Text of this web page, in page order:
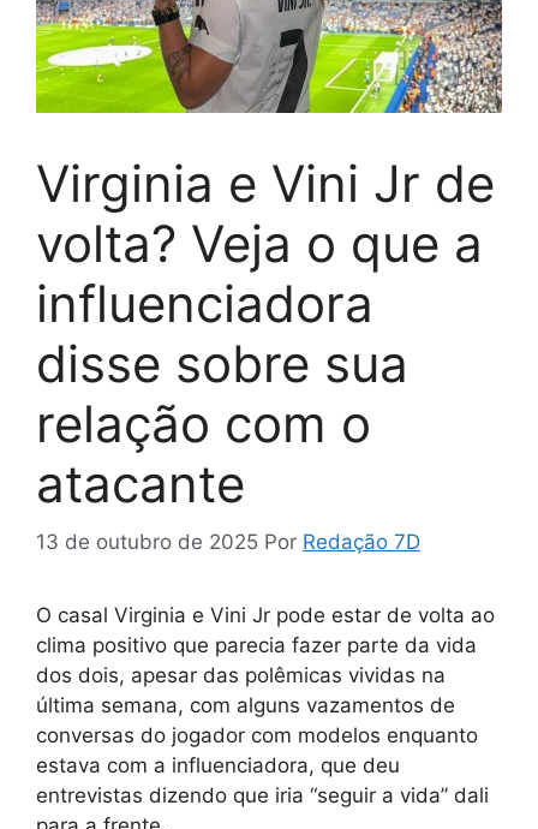
Virginia e Vini Jr de
volta? Veja o que a
influenciadora
disse sobre sua
relação com o
atacante
13 de outubro de 2025 Por Redação 7D
O casal Virginia e Vini Jr pode estar de volta ao
clima positivo que parecia fazer parte da vida
dos dois, apesar das polêmicas vividas na
última semana, com alguns vazamentos de
conversas do jogador com modelos enquanto
estava com a influenciadora, que deu
entrevistas dizendo que iria “seguir a vida” dali